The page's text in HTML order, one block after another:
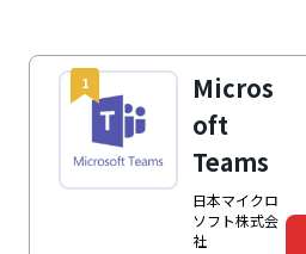
1
Micros
oft
Teams
日本マイクロ
ソフト株式会
社